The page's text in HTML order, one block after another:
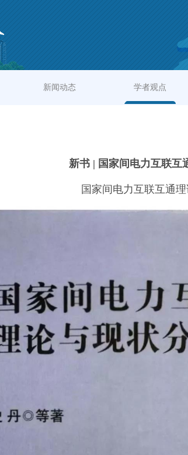
新闻动态 学者观点
新书 | 国家间电力互联互
国家间电力互联互通